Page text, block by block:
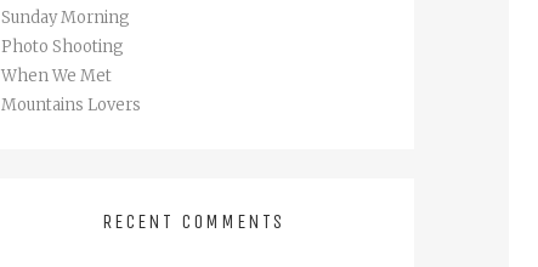
Sunday Morning
Photo Shooting
When We Met
Mountains Lovers
RECENT COMMENTS